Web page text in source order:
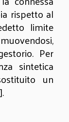
rispetto al
limite
Per
sintetica
un
.